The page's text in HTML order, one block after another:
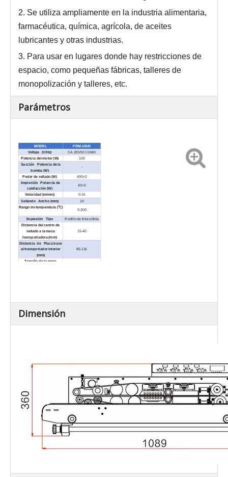
2. Se utiliza ampliamente en la industria alimentaria,
farmacéutica, química, agrícola, de aceites
lubricantes y otras industrias.
3. Para usar en lugares donde hay restricciones de
espacio, como pequeñas fábricas, talleres de
monopolización y talleres, etc.
Parámetros
MODEL FRM-1010I
Voltaje (V/Hz)
CA 220/50 110/60
Potencia del motor (W)
100
Succión Potencia de la
bomba (W)
-
Poder de sellado (W) 400×2
Impresión Potencia de
calefacción (W)
40×2
Velocidad (m/min) 0-16
Sellando Ancho (mm) 10
Rango de temperatura (℃)
0-300
Impresión Tipo
Rodillo de tinta sólida
Distancia del centro de
sellado a la mesa
transportadora (mm)
15-40
Distancia de Placa base
al transportador interior
(mm)
85-115
Tamaño de la mesa
Dimensión